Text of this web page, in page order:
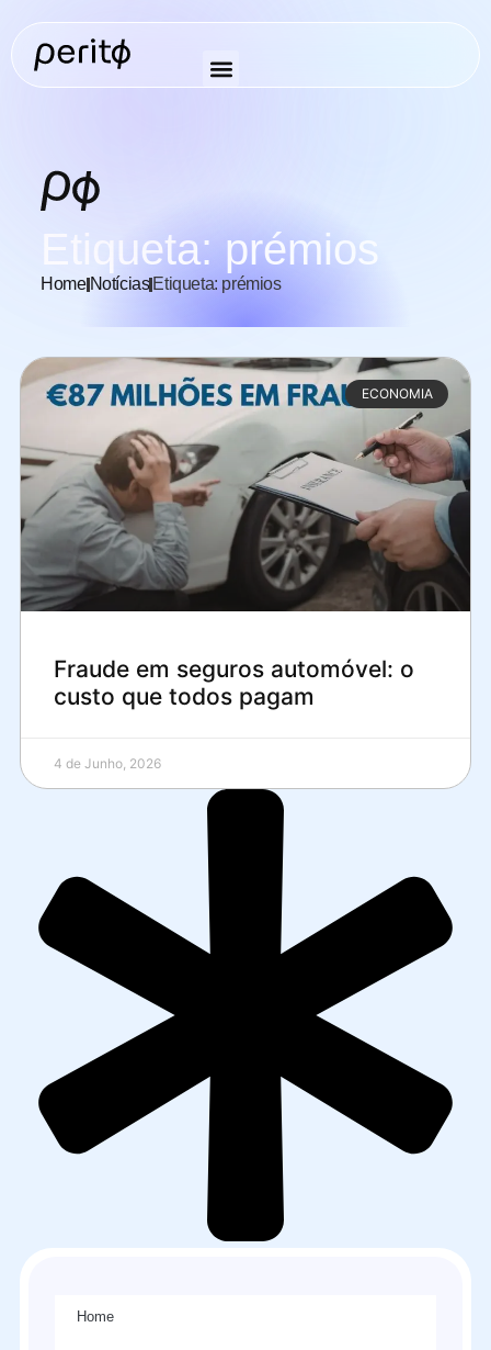
Etiqueta: prémios
HomeNotícias Etiqueta: prémios
ECONOMIA
Fraude em seguros automóvel: o
custo que todos pagam
4 de Junho, 2026
Home